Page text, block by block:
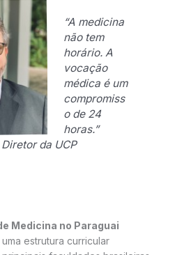
“A medicina
não tem
horário. A
vocação
médica é um
compromiss
o de 24
horas.”
da UCP
Medicina no Paraguai
estrutura curricular